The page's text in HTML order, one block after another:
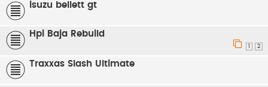
isuzu bellett gt
Hpi Baja Rebuild
1 2
Traxxas Slash Ultimate